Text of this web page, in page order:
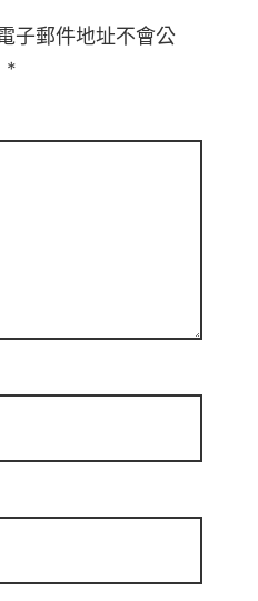
子郵件地址不會公
*